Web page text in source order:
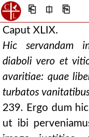
⎗ ⎅ ⎘
Caput XLIX.
Hic servandam
diaboli vero et
avaritiae: quae
turbatos
239. Ergo dum
ut ibi